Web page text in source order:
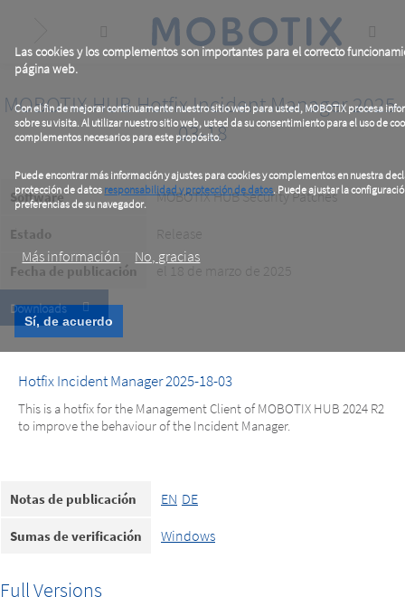
Las cookies y los complementos son importantes para el correcto
página web.
Con el fin de mejorar continuamente nuestro sitio web para usted, MOBOTIX procesa
sobre su visita. Al utilizar nuestro sitio web, usted da su consentimiento para el uso de
complementos necesarios para este propósito.
Puede encontrar más información y ajustes para cookies y complementos en nuestra
protección de datos responsabilidad y protección de datos. Puede ajustar la
preferencias de su navegador.
Más información
No, gracias
Sí, de acuerdo
content
MOBOTIX HUB Hotfix Incident Manager 2025-
03-18
Software MOBOTIX HUB Security Patches
Estado Release
Fecha de publicación el 18 de marzo de 2025
Downloads
Hotfix Incident Manager 2025-18-03
This is a hotfix for the Management Client of MOBOTIX HUB 2024 R2
to improve the behaviour of the Incident Manager.
Notas de publicación EN DE
Sumas de verificación Windows
Full Versions